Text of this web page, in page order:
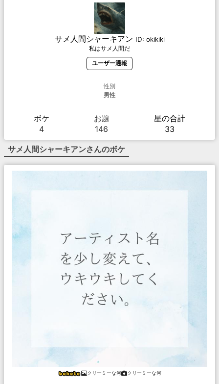
サメ人間シャーキアン ID: okikiki
私はサメ人間だ
ユーザー通報
性別
男性
ボケ
4
お題
146
星の合計
33
サメ人間シャーキアンさんのボケ
クリーミーな河 クリーミーな河